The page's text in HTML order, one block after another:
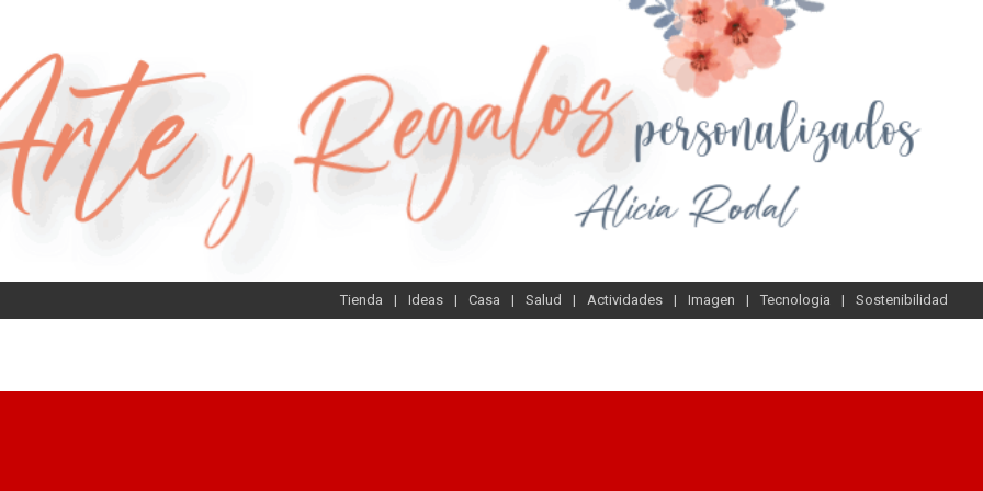
Tienda Ideas Casa Salud Actividades Imagen Tecnologia Sostenibilidad